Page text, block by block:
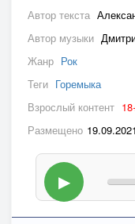
Автор текста
Автор музыки
Жанр Рок
Теги Горемыка
Взрослый контент
Размещено
▶